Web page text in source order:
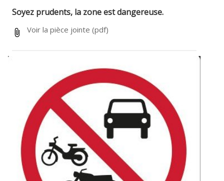
Soyez prudents, la zone est dangereuse.
Voir la pièce jointe (pdf)